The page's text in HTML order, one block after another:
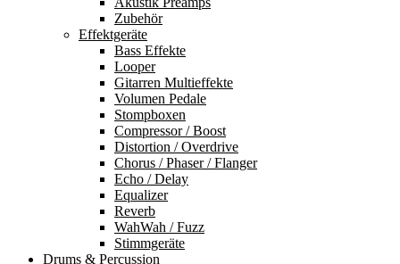
Zubehör
Effektgeräte
Bass Effekte
Looper
Gitarren Multieffekte
Volumen Pedale
Stompboxen
Compressor / Boost
Distortion / Overdrive
Chorus / Phaser / Flanger
Echo / Delay
Equalizer
Reverb
WahWah / Fuzz
Stimmgeräte
Drums & Percussion